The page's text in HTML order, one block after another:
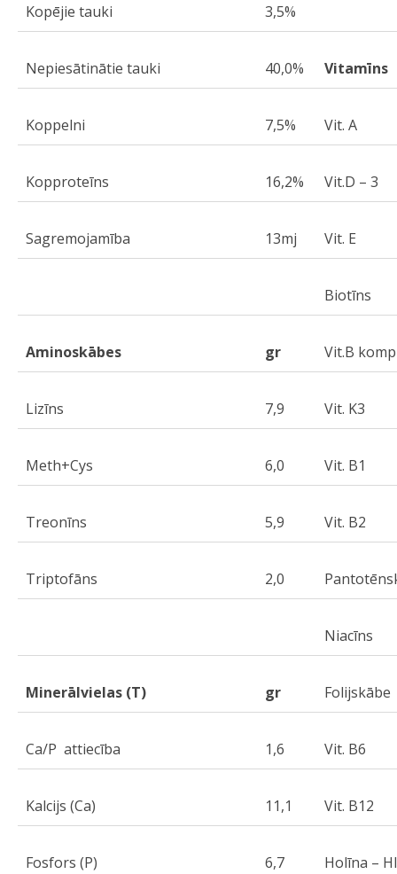
Kopējie tauki 3,5%
Nepiesātinātie tauki 40,0% Vitamīns
Koppelni 7,5% Vit. A
Kopproteīns 16,2% Vit.D – 3
Sagremojamība 13mj Vit. E
Biotīns
Aminoskābes gr Vit.B
Lizīns 7,9 Vit. K3
Meth+Cys 6,0 Vit. B1
Treonīns 5,9 Vit. B2
Triptofāns 2,0
Niacīns
Minerālvielas (T) gr Folijskābe
Ca/P attiecība 1,6 Vit. B6
Kalcijs (Ca) 11,1 Vit. B12
Fosfors (P) 6,7 Holīna –